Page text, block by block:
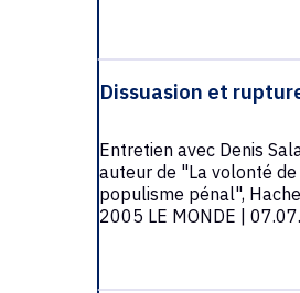
Dissuasion et
Entretien avec Denis
auteur de "La volonté
populisme pénal",
2005 LE MONDE |